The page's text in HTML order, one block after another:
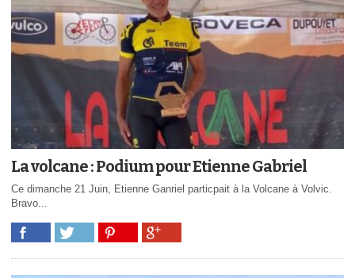
La volcane : Podium pour Etienne Gabriel
Ce dimanche 21 Juin, Etienne Ganriel particpait à la Volcane à Volvic.
Bravo...